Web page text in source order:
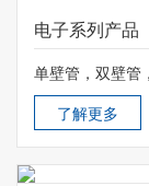
电子系列产品
单壁管，双壁
了解更多